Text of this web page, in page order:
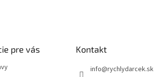
pre vás Kontakt
info@rychlydarcek.sk